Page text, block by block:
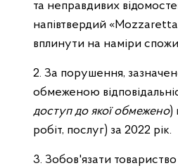
та неправдивих
напівтвердий
вплинути на наміри
2. За порушення,
обмеженою
доступ до якої обмежено)
робіт, послуг) за 2022 рік.
3. Зобов'язати